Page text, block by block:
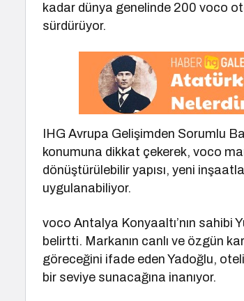
kadar dünya genelinde 200 voco
sürdürüyor.
IHG Avrupa Gelişimden Sorumlu
konumuna dikkat çekerek, voco
dönüştürülebilir yapısı, yeni
uygulanabiliyor.
voco Antalya Konyaaltı’nın sahibi
belirtti. Markanın canlı ve özgün
göreceğini ifade eden Yadoğlu,
bir seviye sunacağına inanıyor.